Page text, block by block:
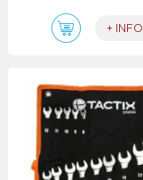
+ INFO